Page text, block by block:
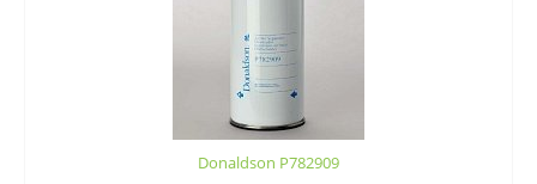
Donaldson P782909